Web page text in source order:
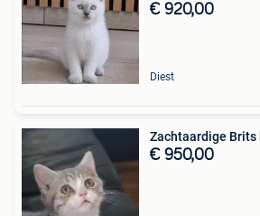
€ 920,00
Diest
Zachtaardige
€ 950,00